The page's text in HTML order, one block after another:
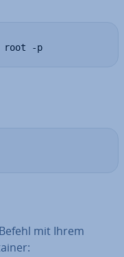
root -p
mit Ihrem